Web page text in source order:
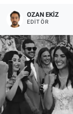
OZAN EKIZ
EDITÖR